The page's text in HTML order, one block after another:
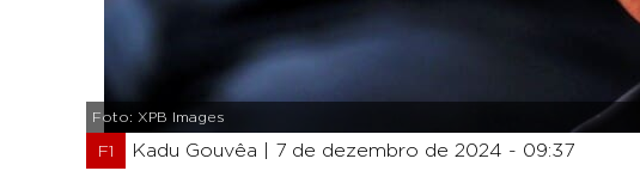
Foto: XPB Images
F1 Kadu Gouvêa | 7 de dezembro de 2024 - 09:37